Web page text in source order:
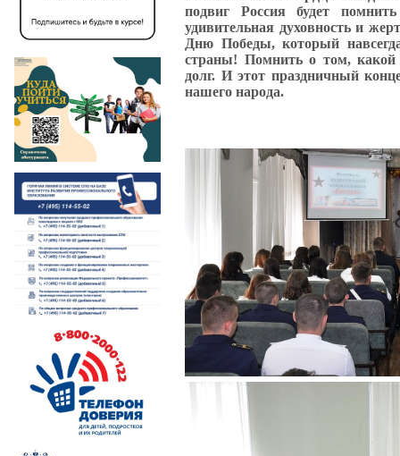
подвиг Россия будет
удивительная духовность и
Дню Победы, который
страны! Помнить о том,
долг. И этот праздничный
нашего народа.